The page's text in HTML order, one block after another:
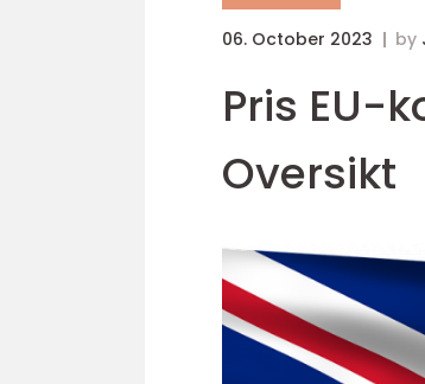
06. October 2023 by
Pris EU-
Oversikt